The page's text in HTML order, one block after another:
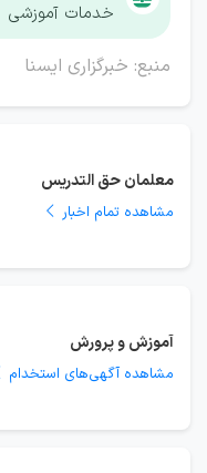
خدمات آموزشی
منبع: خبرگزاری ایسنا
معلمان حق التدریس
مشاهده تمام اخبار
آموزش و پرورش
مشاهده آگهی‌های استخدام